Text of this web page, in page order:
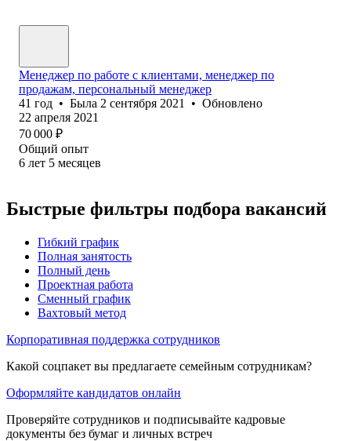
Менеджер по работе с клиентами, менеджер по
продажам, персональный менеджер
41 год • Была 2 сентября 2021 • Обновлено
22 апреля 2021
70 000 ₽
Общий опыт
6 лет 5 месяцев
Быстрые фильтры подбора вакансий
Гибкий график
Полная занятость
Полный день
Проектная работа
Сменный график
Вахтовый метод
Корпоративная поддержка сотрудников
Какой соцпакет вы предлагаете семейным сотрудникам?
Оформляйте кандидатов онлайн
Проверяйте сотрудников и подписывайте кадровые
документы без бумаг и личных встреч